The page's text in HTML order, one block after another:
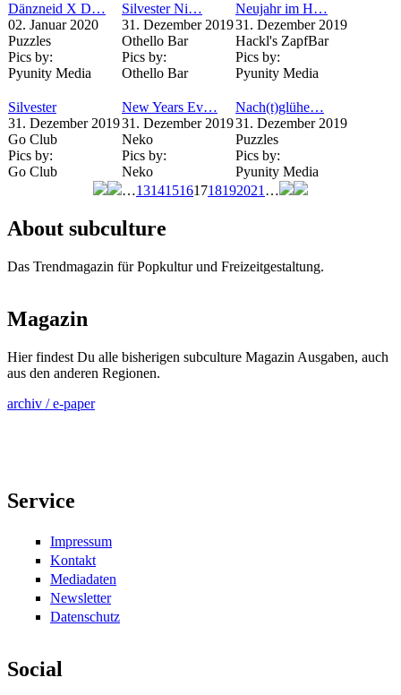
Dänzneid X D…
02. Januar 2020
Puzzles
Pics by:
Pyunity Media
Silvester Ni…
31. Dezember 2019
Othello Bar
Pics by:
Othello Bar
Neujahr im H…
31. Dezember 2019
Hackl's ZapfBar
Pics by:
Pyunity Media
Silvester
31. Dezember 2019
Go Club
Pics by:
Go Club
New Years Ev…
31. Dezember 2019
Neko
Pics by:
Neko
Nach(t)glühe…
31. Dezember 2019
Puzzles
Pics by:
Pyunity Media
…131415161718192021 …
About subculture
Das Trendmagazin für Popkultur und Freizeitgestaltung.
Magazin
Hier findest Du alle bisherigen subculture Magazin Ausgaben, auch
aus den anderen Regionen.
archiv / e-paper
Service
Impressum
Kontakt
Mediadaten
Newsletter
Datenschutz
Social